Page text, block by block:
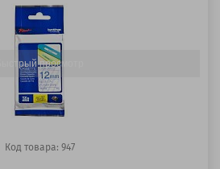
Быстрый просмотр
Код товара: 947